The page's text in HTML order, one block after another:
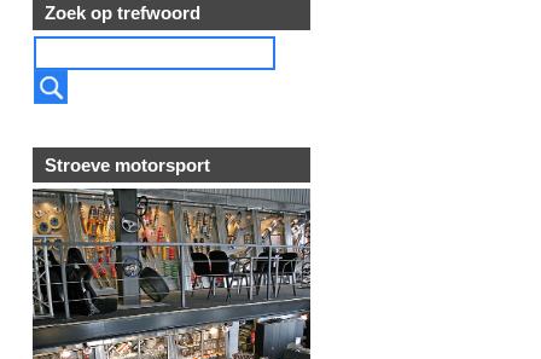
Zoek op trefwoord
Stroeve motorsport